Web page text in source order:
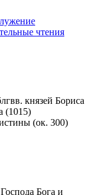
чтения
князей Бориса
(1015)
(ок. 300)
Бога и